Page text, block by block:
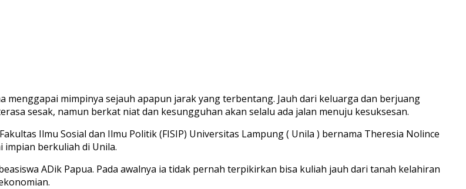
menggapai mimpinya sejauh apapun jarak yang terbentang. Jauh dari keluarga dan berjuang
sesak, namun berkat niat dan kesungguhan akan selalu ada jalan menuju kesuksesan.
Ilmu Sosial dan Ilmu Politik (FISIP) Universitas Lampung ( Unila ) bernama Theresia Nolince
impian berkuliah di Unila.
ADik Papua. Pada awalnya ia tidak pernah terpikirkan bisa kuliah jauh dari tanah kelahiran